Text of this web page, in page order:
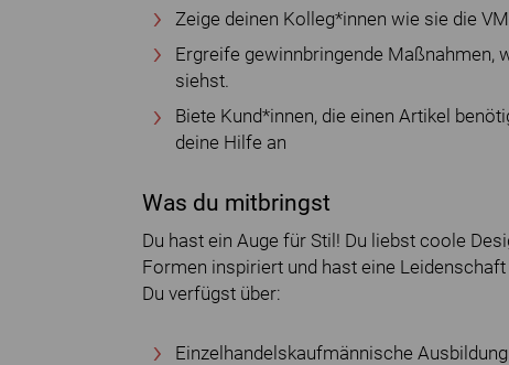
Zeige deinen Kolleg*innen wie sie die
Ergreife gewinnbringende Maßnahmen,
siehst.
Biete Kund*innen, die einen Artikel
deine Hilfe an
Was du mitbringst
Du hast ein Auge für Stil! Du liebst coole
Formen inspiriert und hast eine
Du verfügst über:
Einzelhandelskaufmännische